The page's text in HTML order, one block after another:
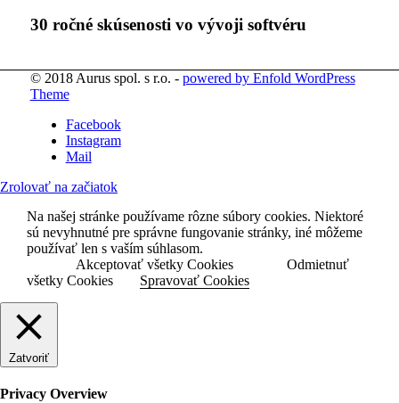
30 ročné skúsenosti vo vývoji softvéru
© 2018 Aurus spol. s r.o. - powered by Enfold WordPress
Theme
Facebook
Instagram
Mail
Zrolovať na začiatok
Na našej stránke používame rôzne súbory cookies. Niektoré
sú nevyhnutné pre správne fungovanie stránky, iné môžeme
používať len s vaším súhlasom.
Akceptovať všetky Cookies
Odmietnuť
všetky Cookies
Spravovať Cookies
Zatvoriť
Privacy Overview